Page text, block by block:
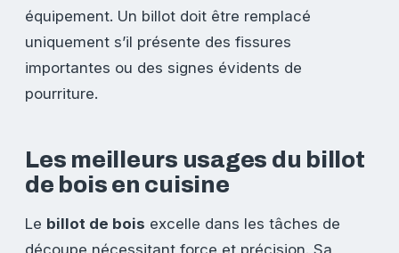
équipement. Un billot doit être remplacé
uniquement s’il présente des fissures
importantes ou des signes évidents de
pourriture.
Les meilleurs usages du billot
de bois en cuisine
Le billot de bois excelle dans les tâches de